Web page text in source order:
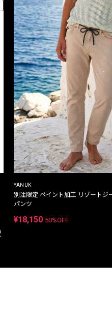
YANUK
別注限定 ペイント加工 リゾートジ
パンツ
¥18,150 50%OFF